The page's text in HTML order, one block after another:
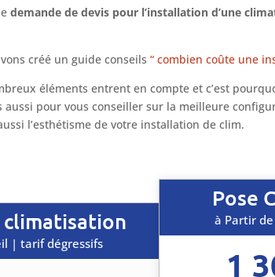
demande de devis pour l’installation d’une
créé un guide conseils “ combien coûte une
éléments entrent en compte et c’est
aussi pour vous conseiller sur la meilleure
l’esthétisme de votre installation de clim.
| tarif dégressifs
Pose
à Partir
1